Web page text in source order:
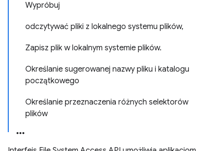
Wypróbuj
odczytywać pliki z lokalnego systemu plików,
Zapisz plik w lokalnym systemie plików.
Określanie sugerowanej nazwy pliku i katalogu
początkowego
Określanie przeznaczenia różnych selektorów
plików